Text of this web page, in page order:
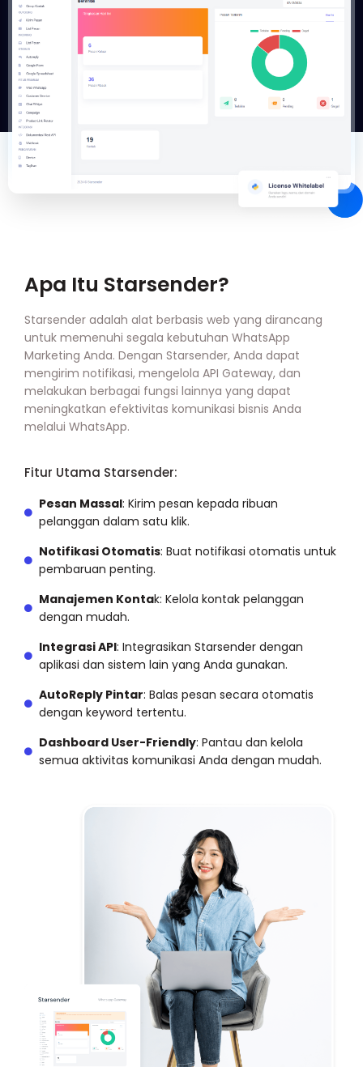
Apa Itu Starsender?
Starsender adalah alat berbasis web yang dirancang
untuk memenuhi segala kebutuhan WhatsApp
Marketing Anda. Dengan Starsender, Anda dapat
mengirim notifikasi, mengelola API Gateway, dan
melakukan berbagai fungsi lainnya yang dapat
meningkatkan efektivitas komunikasi bisnis Anda
melalui WhatsApp.
Fitur Utama Starsender:
Pesan Massal: Kirim pesan kepada ribuan
pelanggan dalam satu klik.
Notifikasi Otomatis: Buat notifikasi otomatis untuk
pembaruan penting.
Manajemen Kontak: Kelola kontak pelanggan
dengan mudah.
Integrasi API: Integrasikan Starsender dengan
aplikasi dan sistem lain yang Anda gunakan.
AutoReply Pintar: Balas pesan secara otomatis
dengan keyword tertentu.
Dashboard User-Friendly: Pantau dan kelola
semua aktivitas komunikasi Anda dengan mudah.